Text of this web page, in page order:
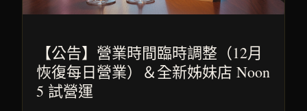
【公告】營業時間臨時調整（12月
恢復每日營業）＆全新姊妹店 Noon
5 試營運